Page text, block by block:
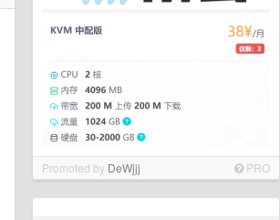
Promoted by DeWjjj PRO